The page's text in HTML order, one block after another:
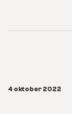
4 oktober 2022